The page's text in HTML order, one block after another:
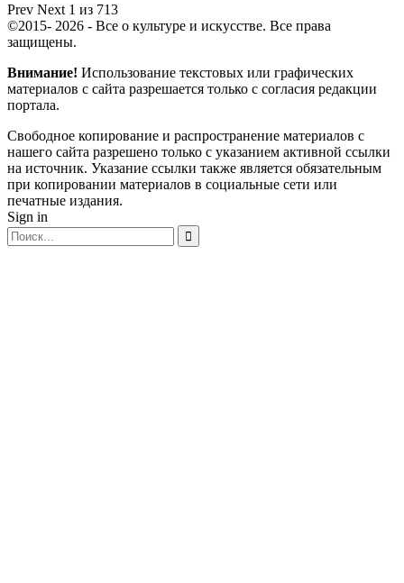
Prev Next 1 из 713
©2015- 2026 - Все о культуре и искусстве. Все права
защищены.
Внимание! Использование текстовых или графических
материалов с сайта разрешается только c согласия редакции
портала.
Свободное копирование и распространение материалов с
нашего сайта разрешено только с указанием активной ссылки
на источник. Указание ссылки также является обязательным
при копировании материалов в социальные сети или
печатные издания.
Sign in